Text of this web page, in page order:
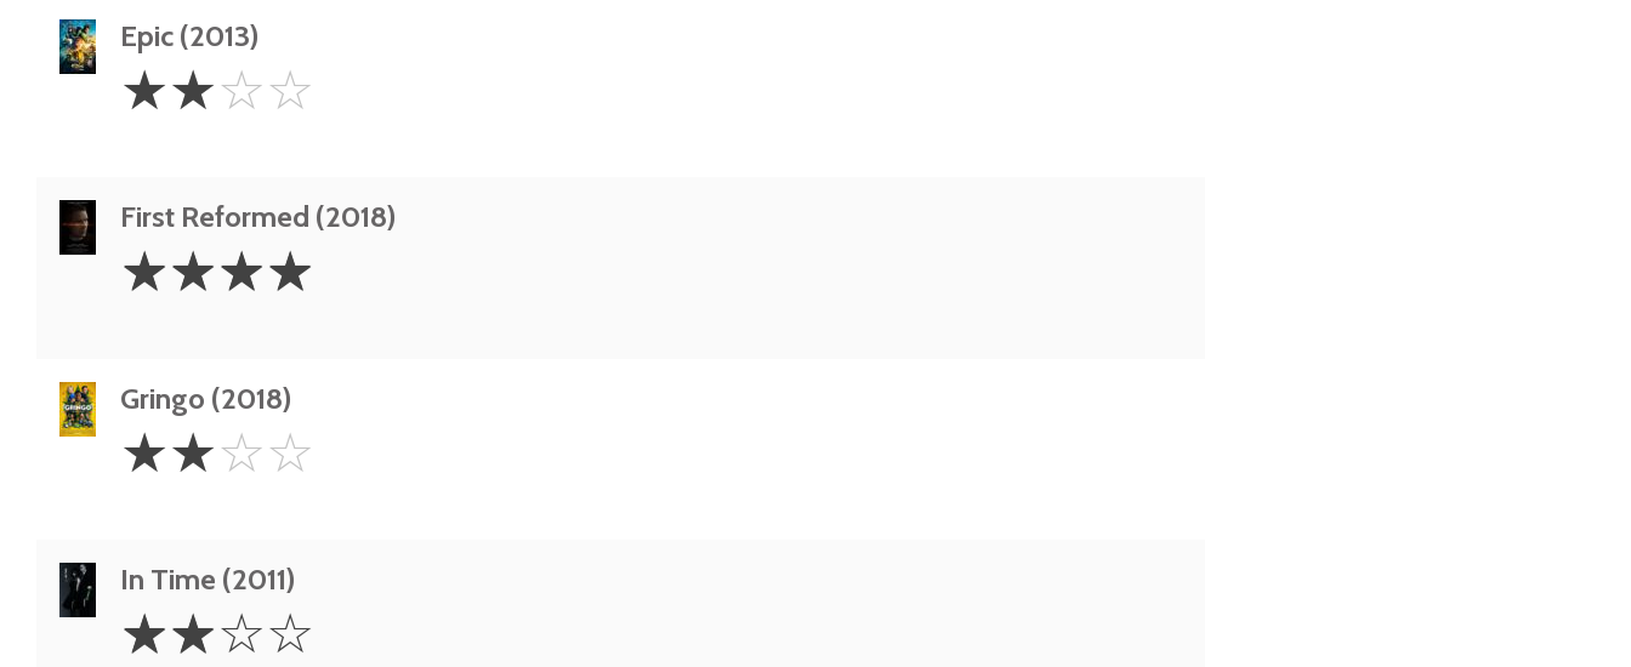
Epic (2013)
Stars
☆☆☆☆
First Reformed (2018)
Stars
☆☆☆☆
Gringo (2018)
Stars
☆☆☆☆
In Time (2011)
Stars
☆☆☆☆